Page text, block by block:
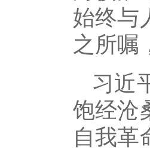
始终与
之所嘱
习近
饱经沧
自我革